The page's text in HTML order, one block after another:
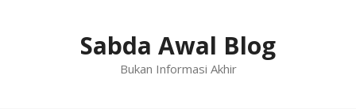
Sabda Awal Blog
Bukan Informasi Akhir